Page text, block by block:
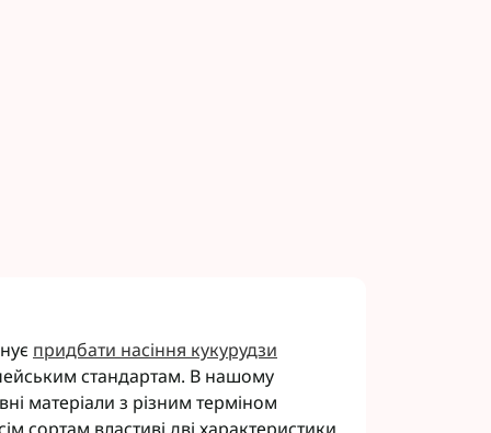
придбати насіння кукурудзи
стандартам. В нашому
матеріали з різним терміном
сортам властиві дві характеристики